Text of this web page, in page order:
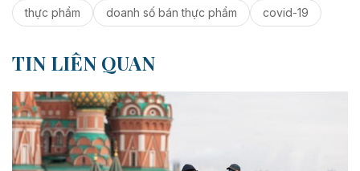
thực phẩm
doanh số bán thực phẩm covid-19
TIN LIÊN QUAN